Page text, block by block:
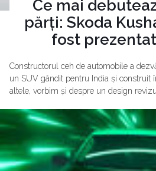
Ce mai
părți: Skoda
fost
Constructorul ceh de automobile a
un SUV gândit pentru India și construit
altele, vorbim și despre un design